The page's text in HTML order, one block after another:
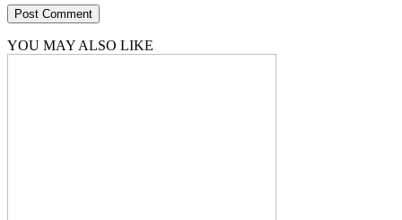
YOU MAY ALSO LIKE